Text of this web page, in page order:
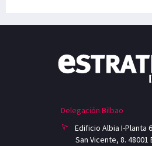
Delegación Bilbao
Edificio Albia I-Planta 6
San Vicente, 8. 48001